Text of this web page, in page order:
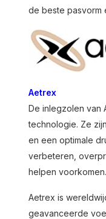
de beste pasvorm
Aetrex
De inlegzolen van
technologie. Ze
en een optimale
verbeteren,
helpen voorkomen.
Aetrex is
geavanceerde